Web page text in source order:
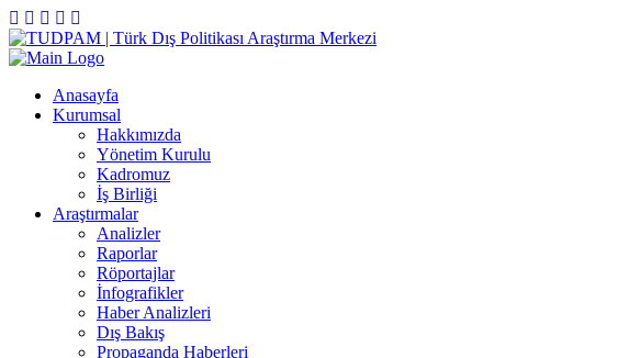
Anasayfa
Kurumsal
Hakkımızda
Yönetim Kurulu
Kadromuz
İş Birliği
Araştırmalar
Analizler
Raporlar
Röportajlar
İnfografikler
Haber Analizleri
Dış Bakış
Propaganda Haberleri